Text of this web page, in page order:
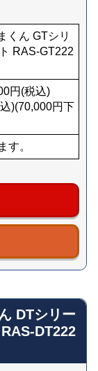
くん GTシリ
RAS-GT222
円(税込)
)(70,000円下
す。
DTシリー
DT222